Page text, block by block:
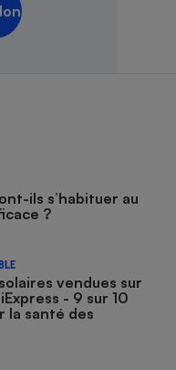
ils s’habituer au
?
vendues sur
- 9 sur 10
la santé des